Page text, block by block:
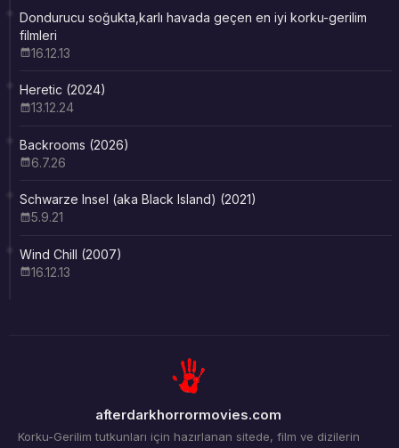
Dondurucu soğukta,karlı havada geçen en iyi korku-gerilim
filmleri
16.12.13
Heretic (2024)
13.12.24
Backrooms (2026)
6.7.26
Schwarze Insel (aka Black Island) (2021)
5.9.21
Wind Chill (2007)
16.12.13
afterdarkhorrormovies.com
Korku-Gerilim tutkunları için hazırlanan sitede, film ve dizilerin